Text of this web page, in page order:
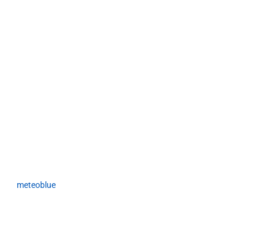
meteoblue